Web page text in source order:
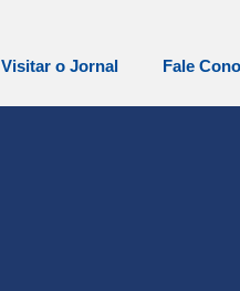
Visitar o Jornal Fale